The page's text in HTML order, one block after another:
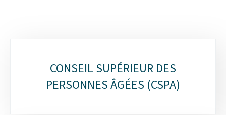
rubriquesCONSEIL SUPÉRIEUR DES
PERSONNES ÂGÉES (CSPA)